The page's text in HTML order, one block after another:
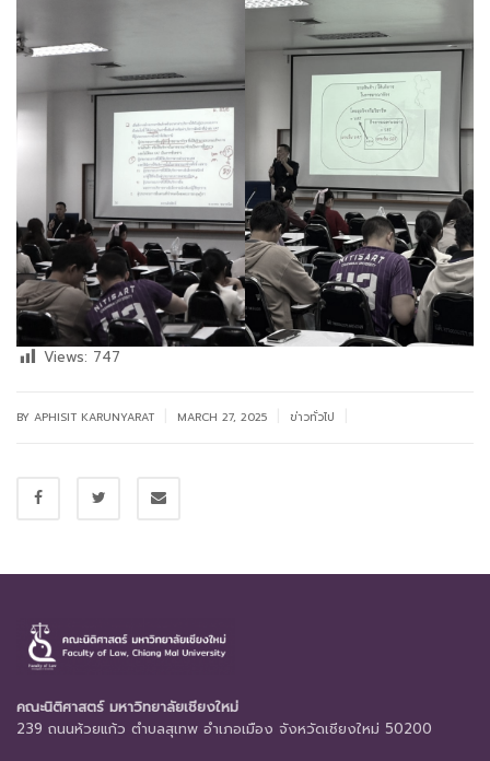
Views: 747
BY APHISIT KARUNYARAT MARCH 27, 2025 ข่าวทั่วไป
คณะนิติศาสตร์ มหาวิทยาลัยเชียงใหม่
239 ถนนห้วยแก้ว ตำบลสุเทพ อำเภอเมือง จังหวัดเชียงใหม่ 50200